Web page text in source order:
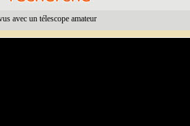
avec un télescope amateur